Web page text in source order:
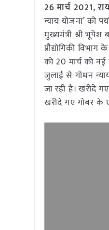
26 मार्च 2021,
न्याय योजना’ को
मुख्यमंत्री श्री
प्रौद्योगिकी
को 20 मार्च को
जुलाई से गोधन
जा रही है। खरीदे
खरीदे गए गोबर के